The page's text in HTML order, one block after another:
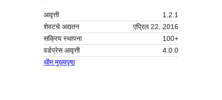
आवृत्ती
1.2.1
शेवटचे अद्यतन
एप्रिल 22, 2016
सक्रिय स्थापना
100+
वर्डप्रेस आवृत्ती
4.0.0
थीम मुख्यपृष्ठ